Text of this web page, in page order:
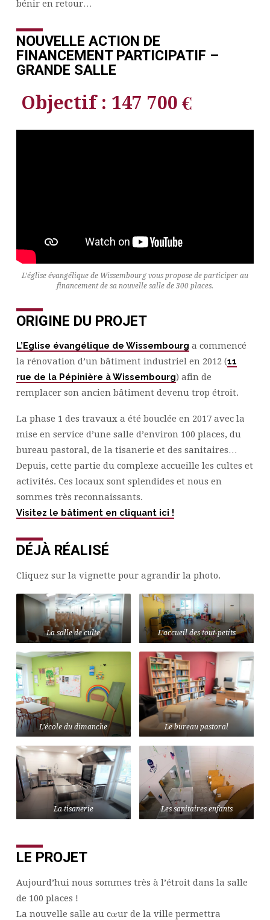
bénir en retour…
NOUVELLE ACTION DE
FINANCEMENT PARTICIPATIF –
GRANDE SALLE
Objectif : 147 700 €
L’église évangélique de Wissembourg vous propose de participer au
financement de sa nouvelle salle de 300 places.
ORIGINE DU PROJET
L’Eglise évangélique de Wissembourg a commencé
la rénovation d’un bâtiment industriel en 2012 (11
rue de la Pépinière à Wissembourg) afin de
remplacer son ancien bâtiment devenu trop étroit.
La phase 1 des travaux a été bouclée en 2017 avec la
mise en service d’une salle d’environ 100 places, du
bureau pastoral, de la tisanerie et des sanitaires…
Depuis, cette partie du complexe accueille les cultes et
activités. Ces locaux sont splendides et nous en
sommes très reconnaissants.
Visitez le bâtiment en cliquant ici !
DÉJÀ RÉALISÉ
Cliquez sur la vignette pour agrandir la photo.
La salle de culte L’accueil des tout-petits
L’école du dimanche Le bureau pastoral
La tisanerie Les sanitaires enfants
LE PROJET
Aujourd’hui nous sommes très à l’étroit dans la salle
de 100 places !
La nouvelle salle au cœur de la ville permettra